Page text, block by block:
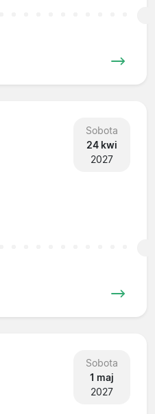
Sobota
24 kwi
2027
Sobota
1 maj
2027